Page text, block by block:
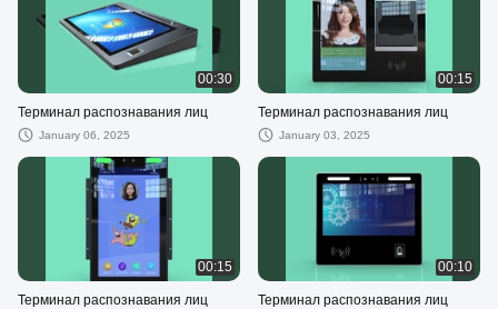
00:30
Терминал распознавания лиц
January 06, 2025
00:15
Терминал распознавания лиц
January 03, 2025
00:15
Терминал распознавания лиц
00:10
Терминал распознавания лиц